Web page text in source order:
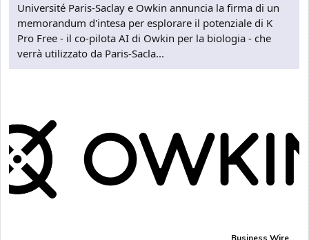
Université Paris-Saclay e Owkin annuncia la firma di un
memorandum d'intesa per esplorare il potenziale di K
Pro Free - il co-pilota AI di Owkin per la biologia - che
verrà utilizzato da Paris-Sacla...
Business Wire